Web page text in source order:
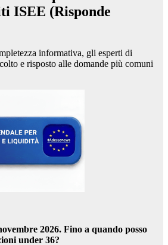
ISEE (Risponde
informativa, gli esperti di
e risposto alle domande più comuni
2026. Fino a quando posso
under 36?